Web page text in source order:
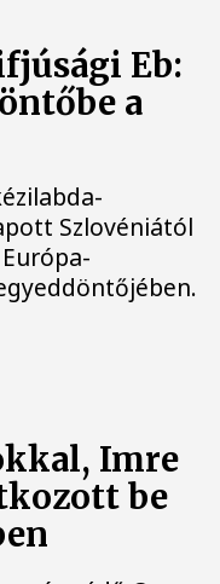
Eb:
a
Szlovéniától
Imre
be